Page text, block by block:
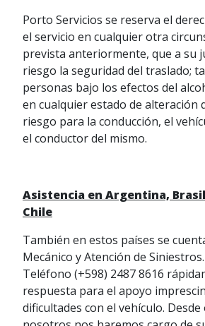
Porto Servicios se reserva el
el servicio en cualquier otra
prevista anteriormente, que a su
riesgo la seguridad del traslado;
personas bajo los efectos del
en cualquier estado de alteración
riesgo para la conducción, el
el conductor del mismo.
Asistencia en Argentina,
Chile
También en estos países se
Mecánico y Atención de
Teléfono (+598) 2487 8616
respuesta para el apoyo
dificultades con el vehículo.